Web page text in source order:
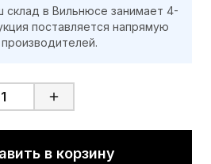
склад в Вильнюсе занимает 4-
поставляется напрямую
в корзину